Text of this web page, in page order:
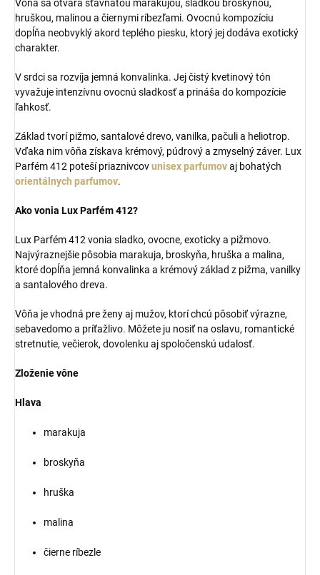
Vôňa sa otvára šťavnatou marakujou, sladkou broskyňou,
hruškou, malinou a čiernymi ríbezľami. Ovocnú kompozíciu
dopĺňa neobvyklý akord teplého piesku, ktorý jej dodáva exotický
charakter.
V srdci sa rozvíja jemná konvalinka. Jej čistý kvetinový tón
vyvažuje intenzívnu ovocnú sladkosť a prináša do kompozície
ľahkosť.
Základ tvorí pižmo, santalové drevo, vanilka, pačuli a heliotrop.
Vďaka nim vôňa získava krémový, púdrový a zmyselný záver. Lux
Parfém 412 poteší priaznivcovunisex parfumovaj bohatých
orientálnych parfumov.
Ako vonia Lux Parfém 412?
Lux Parfém 412 vonia sladko, ovocne, exoticky a pižmovo.
Najvýraznejšie pôsobia marakuja, broskyňa, hruška a malina,
ktoré dopĺňa jemná konvalinka a krémový základ z pižma, vanilky
a santalového dreva.
Vôňa je vhodná pre ženy aj mužov, ktorí chcú pôsobiť výrazne,
sebavedomo a príťažlivo. Môžete ju nosiť na oslavu, romantické
stretnutie, večierok, dovolenku aj spoločenskú udalosť.
Zloženie vône
Hlava
marakuja
broskyňa
hruška
malina
čierne ríbezle